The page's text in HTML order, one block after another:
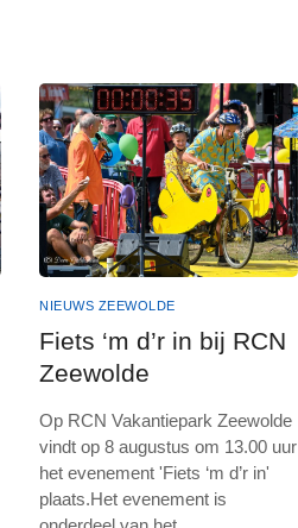
NIEUWS ZEEWOLDE
Fiets ‘m d’r in bij RCN
Zeewolde
Op RCN Vakantiepark Zeewolde
vindt op 8 augustus om 13.00 uur
het evenement 'Fiets ‘m d’r in'
plaats.Het evenement is